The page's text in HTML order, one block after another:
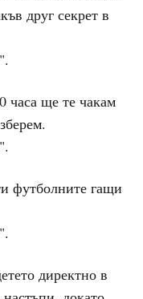
друг секрет в
ще те чакам
футболните гащи
директно в